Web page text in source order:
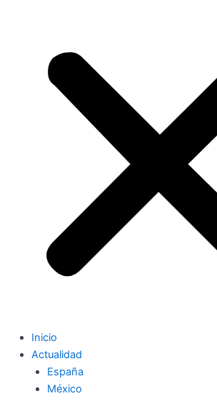
Inicio
Actualidad
España
México